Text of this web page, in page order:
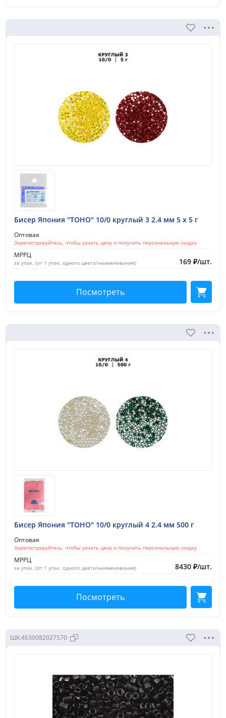
Бисер Япония "TOHO" 10/0 круглый 3 2.4 мм 5 х 5 г
Оптовая
Зарегистрируйтесь, чтобы узнать цену и получить персональную скидку
МРРЦ
за упак. (от 1 упак. одного цвета/наименования) 169 ₽/шт.
Посмотреть
Бисер Япония "TOHO" 10/0 круглый 4 2.4 мм 500 г
Оптовая
Зарегистрируйтесь, чтобы узнать цену и получить персональную скидку
МРРЦ
за упак. (от 1 упак. одного цвета/наименования) 8430 ₽/шт.
Посмотреть
ШК:4630082027570